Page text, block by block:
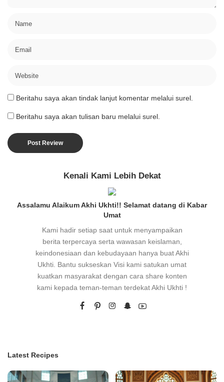
Beritahu saya akan tindak lanjut komentar melalui surel.
Beritahu saya akan tulisan baru melalui surel.
Kenali Kami Lebih Dekat
Assalamu Alaikum Akhi Ukhti!! Selamat datang di Kabar
Umat
Kami hadir setiap saat untuk menyampaikan
berita terpercaya serta wawasan keislaman,
keindonesiaan dan kebudayaan hanya buat Akhi
Ukhti. Bantu sukseskan Visi kami satukan umat
kuatkan masyarakat dengan cara share konten
kami kepada teman-teman terdekat Akhi Ukhti !
Latest Recipes